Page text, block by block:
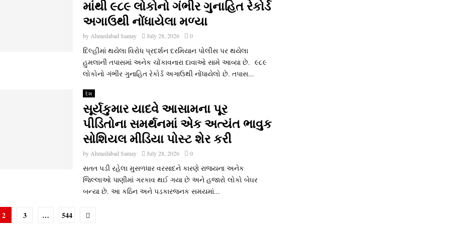
માંથી ૯૮૯ લોકોનો ગંભીર ગુનાહિત રેકોર્ડ
અગાઉથી નોંધાયેલા મળ્યા
by Ahmedabad Samay July 28, 2026 0
દિલ્‍હીમાં થયેલા વિરોધ પ્રદર્શન દરમિયાન પોલીસ પર થયેલા
હુમલાની તપાસમાં અનેક ચોંકાવનારા દાવાઓ સામે આવ્‍યા છે. ૯૮૯
લોકોનો ગંભીર ગુનાહિત રેકોર્ડ અગાઉથી નોંધાયેલો છે. તપાસ...
દેશ
સૂર્યકુમાર યાદવે આસામના પૂર
પીડિતોના સમર્થનમાં એક અત્યંત ભાવુક
સોશિયલ મીડિયા પોસ્ટ શેર કરી
by Ahmedabad Samay July 28, 2026 0
સતત પડી રહેલા મુસળધાર વરસાદને કારણે રાજ્યના અનેક
જિલ્લાઓ પાણીમાં ગરકાવ થઈ ગયા છે અને હજારો લોકો બેઘર
બન્યા છે. આ કઠિન અને પડકારજનક સમયમાં...
2 3 … 544